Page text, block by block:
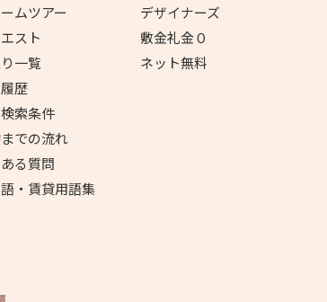
ムツアー
スト
一覧
歴
索条件
での流れ
る質問
・賃貸用語集
デザイナーズ
敷金礼金０
ネット無料